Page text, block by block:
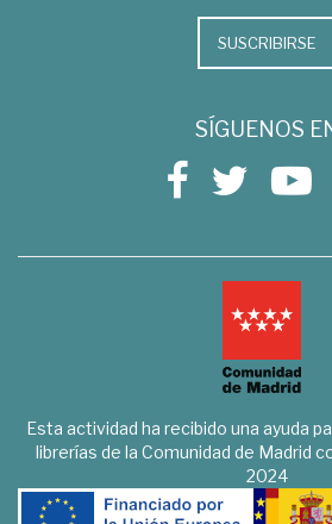
SUSCRIBIRSE
SÍGUENOS
Esta actividad ha recibido una ayuda
librerías de la Comunidad de Madrid
2024